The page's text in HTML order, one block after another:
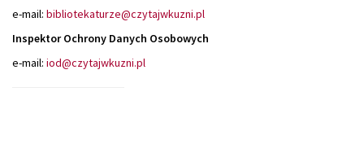
e-mail: bibliotekaturze@czytajwkuzni.pl
Inspektor Ochrony Danych Osobowych
e-mail: iod@czytajwkuzni.pl